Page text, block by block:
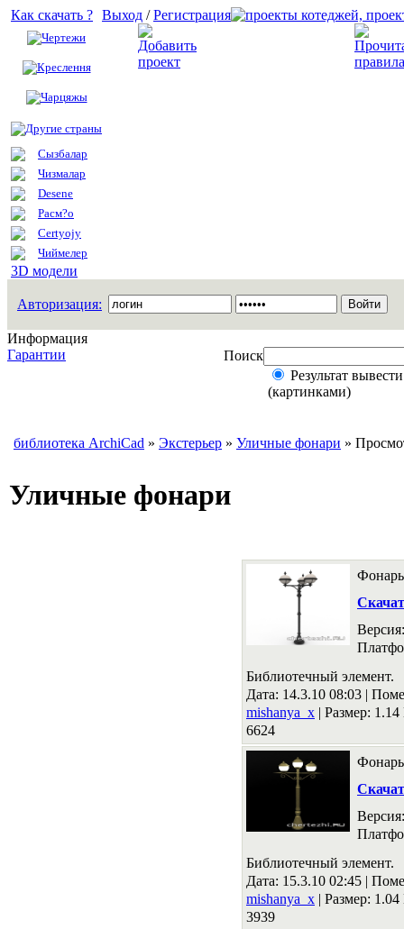
Как скачать ?
Чертежи
Креслення
Чарцяжы
Другие страны
Сызбалар
Чизмалар
Desene
Расм?о
Certyojy
Чиймелер
3D модели
Выход /Регистрация
Авторизация:
Информация
Гарантии
Поиск
Результат
(картинками)
библиотека ArchiCad » Экстерьер » Уличные фонари »
Уличные фонари
Фонарь
Библиотечный элемент.
Дата: 14.3.10 08:03 |
mishanya_x | Размер:
6624
Фонарь
Библиотечный элемент.
Дата: 15.3.10 02:45 |
mishanya_x | Размер:
3939